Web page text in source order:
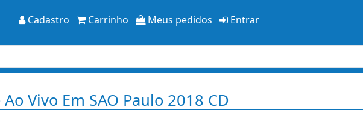
Cadastro Carrinho Meus pedidos Entrar
Vivo Em SAO Paulo 2018 CD